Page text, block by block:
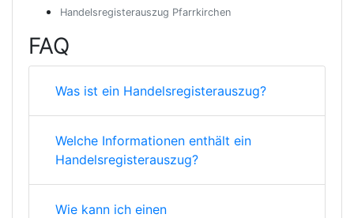
Handelsregisterauszug Pfarrkirchen
FAQ
Was ist ein Handelsregisterauszug?
Welche Informationen enthält ein
Handelsregisterauszug?
Wie kann ich einen